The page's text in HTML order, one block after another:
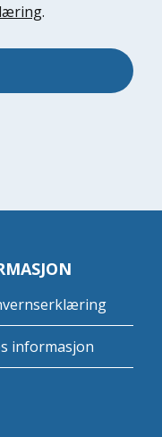
.
informasjon